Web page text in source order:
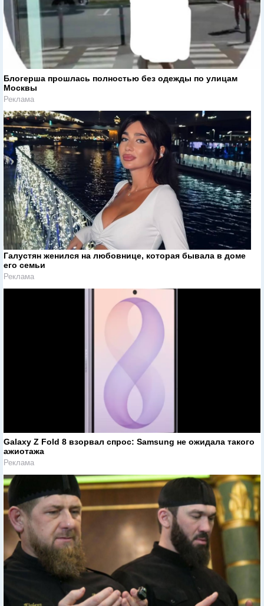
Блогерша прошлась полностью без одежды по улицам
Москвы
Реклама
Галустян женился на любовнице, которая бывала в доме
его семьи
Реклама
Galaxy Z Fold 8 взорвал спрос: Samsung не ожидала такого
ажиотажа
Реклама